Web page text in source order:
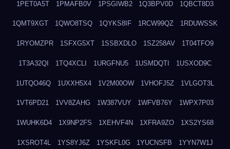
1PET0A5T 1PMAFB0V 1PSGIWB2 1Q3BPV0D 1QBCT8D3
1QMT9XGT 1QWO8TSQ 1QYKS8IF 1RCW99QZ 1RDUWSSK
1RYOMZPR 1SFXG5XT 1SSBXDLO 1SZ258AV 1T04TFO9
1T3A32QI 1TQ4XCLI 1URGFNU5 1USMDQTI 1USXOD9C
1UTQO46Q 1UXXH5X4 1V2M00OW 1VHOFJ5Z 1VLGOT3L
1VT6PD21 1VV8ZAHG 1W387VUY 1WFVB76Y 1WPX7P03
1WUHK6D4 1X9NP2FS 1XEHVF4N 1XFRA9ZO 1XS2YS68
1XSROT4L 1YS8YJ6Z 1YSKFL0G 1YUCNSFB 1YYN7W1J